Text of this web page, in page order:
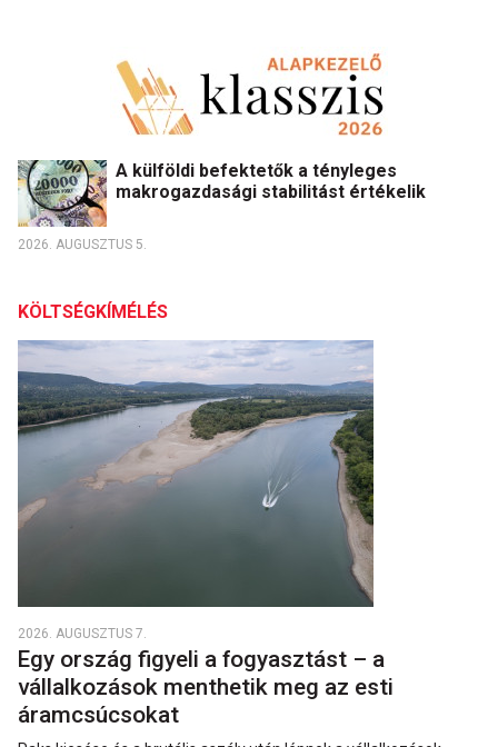
A külföldi befektetők a tényleges
makrogazdasági stabilitást értékelik
2026. AUGUSZTUS 5.
KÖLTSÉGKÍMÉLÉS
2026. AUGUSZTUS 7.
Egy ország figyeli a fogyasztást – a
vállalkozások menthetik meg az esti
áramcsúcsokat